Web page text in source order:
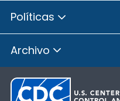
Políticas
Archivo